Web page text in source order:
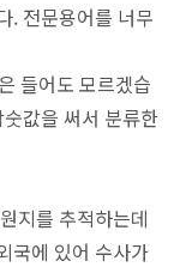
. 전문용어를 너무
들어도 모르겠습
값을 써서 분류한
지를 추적하는데
국에 있어 수사가